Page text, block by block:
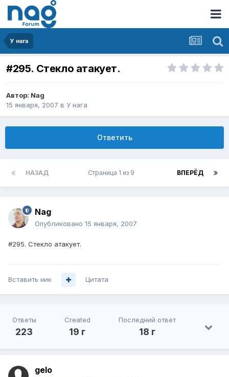
У нага
#295. Стекло атакует.
Автор: Nag
15 января, 2007 в У нага
Ответить
НАЗАД ВПЕРЁД
Страница 1 из 9
Nag
Опубликовано 15 января, 2007
#295. Стекло атакует.
Вставить ник Цитата
Ответы
223
Created
19 г
Последний ответ
18 г
gelo